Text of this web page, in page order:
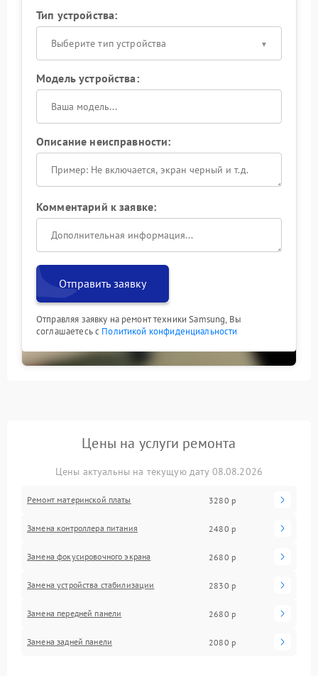
Тип устройства:
Выберите тип устройства
Модель устройства:
Описание неисправности:
Комментарий к заявке:
Отправить заявку
Отправляя заявку на ремонт техники Samsung, Вы
соглашаетесь с Политикой конфиденциальности
Цены на услуги ремонта
Цены актуальны на текущую дату 08.08.2026
Ремонт материнской платы 3280 р
Замена контроллера питания 2480 р
Замена фокусировочного экрана 2680 р
Замена устройства стабилизации 2830 р
Замена передней панели 2680 р
Замена задней панели 2080 р